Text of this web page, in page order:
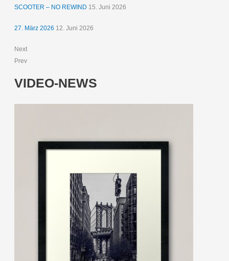
SCOOTER – NO REWIND 15. Juni 2026
27. März 2026 12. Juni 2026
Next
Prev
VIDEO-NEWS